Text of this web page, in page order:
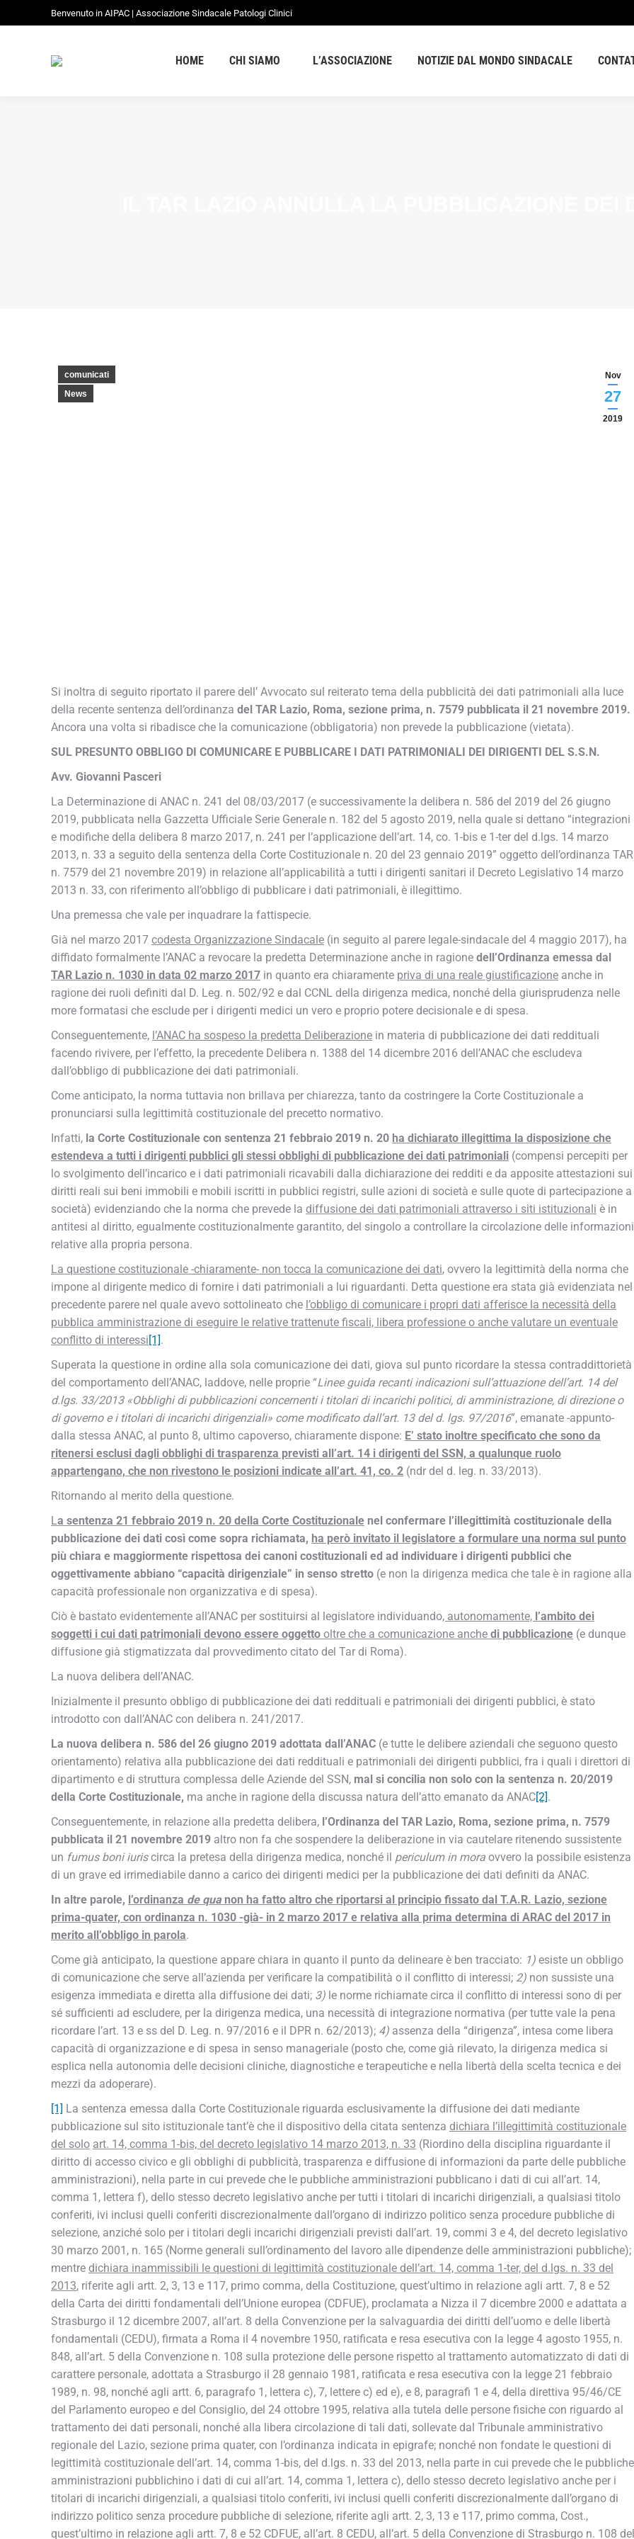
Benvenuto in AIPAC | Associazione Sindacale Patologi Clinici
HOME CHI SIAMO L’ASSOCIAZIONE NOTIZIE DAL MONDO SINDACALE
Nov
27
2019
comunicati
News
Si inoltra di seguito riportato il parere dell’ Avvocato sul reiterato tema della pubblicità dei dati patrimoniali alla luce
della recente sentenza dell’ordinanza del TAR Lazio, Roma, sezione prima, n. 7579 pubblicata il 21 novembre 2019.
Ancora una volta si ribadisce che la comunicazione (obbligatoria) non prevede la pubblicazione (vietata).
SUL PRESUNTO OBBLIGO DI COMUNICARE E PUBBLICARE I DATI PATRIMONIALI DEI DIRIGENTI DEL S.S.N.
Avv. Giovanni Pasceri
La Determinazione di ANAC n. 241 del 08/03/2017 (e successivamente la delibera n. 586 del 2019 del 26 giugno
2019, pubblicata nella Gazzetta Ufficiale Serie Generale n. 182 del 5 agosto 2019, nella quale si dettano “integrazioni
e modifiche della delibera 8 marzo 2017, n. 241 per l’applicazione dell’art. 14, co. 1-bis e 1-ter del d.lgs. 14 marzo
2013, n. 33 a seguito della sentenza della Corte Costituzionale n. 20 del 23 gennaio 2019” oggetto dell’ordinanza TAR
n. 7579 del 21 novembre 2019) in relazione all’applicabilità a tutti i dirigenti sanitari il Decreto Legislativo 14 marzo
2013 n. 33, con riferimento all’obbligo di pubblicare i dati patrimoniali, è illegittimo.
Una premessa che vale per inquadrare la fattispecie.
Già nel marzo 2017 codesta Organizzazione Sindacale (in seguito al parere legale-sindacale del 4 maggio 2017), ha
diffidato formalmente l’ANAC a revocare la predetta Determinazione anche in ragione dell’Ordinanza emessa dal
TAR Lazio n. 1030 in data 02 marzo 2017 in quanto era chiaramente priva di una reale giustificazione anche in
ragione dei ruoli definiti dal D. Leg. n. 502/92 e dal CCNL della dirigenza medica, nonché della giurisprudenza nelle
more formatasi che esclude per i dirigenti medici un vero e proprio potere decisionale e di spesa.
Conseguentemente, l’ANAC ha sospeso la predetta Deliberazione in materia di pubblicazione dei dati reddituali
facendo rivivere, per l’effetto, la precedente Delibera n. 1388 del 14 dicembre 2016 dell’ANAC che escludeva
dall’obbligo di pubblicazione dei dati patrimoniali.
Come anticipato, la norma tuttavia non brillava per chiarezza, tanto da costringere la Corte Costituzionale a
pronunciarsi sulla legittimità costituzionale del precetto normativo.
Infatti, la Corte Costituzionale con sentenza 21 febbraio 2019 n. 20 ha dichiarato illegittima la disposizione che
estendeva a tutti i dirigenti pubblici gli stessi obblighi di pubblicazione dei dati patrimoniali (compensi percepiti per
lo svolgimento dell’incarico e i dati patrimoniali ricavabili dalla dichiarazione dei redditi e da apposite attestazioni sui
diritti reali sui beni immobili e mobili iscritti in pubblici registri, sulle azioni di società e sulle quote di partecipazione a
società) evidenziando che la norma che prevede la diffusione dei dati patrimoniali attraverso i siti istituzionali è in
antitesi al diritto, egualmente costituzionalmente garantito, del singolo a controllare la circolazione delle informazioni
relative alla propria persona.
La questione costituzionale -chiaramente- non tocca la comunicazione dei dati, ovvero la legittimità della norma che
impone al dirigente medico di fornire i dati patrimoniali a lui riguardanti. Detta questione era stata già evidenziata nel
precedente parere nel quale avevo sottolineato che l’obbligo di comunicare i propri dati afferisce la necessità della
pubblica amministrazione di eseguire le relative trattenute fiscali, libera professione o anche valutare un eventuale
conflitto di interessi[1].
Superata la questione in ordine alla sola comunicazione dei dati, giova sul punto ricordare la stessa contraddittorietà
del comportamento dell’ANAC, laddove, nelle proprie “Linee guida recanti indicazioni sull’attuazione dell’art. 14 del
d.lgs. 33/2013 «Obblighi di pubblicazioni concernenti i titolari di incarichi politici, di amministrazione, di direzione o
di governo e i titolari di incarichi dirigenziali» come modificato dall’art. 13 del d. lgs. 97/2016”, emanate -appunto-
dalla stessa ANAC, al punto 8, ultimo capoverso, chiaramente dispone: E’ stato inoltre specificato che sono da
ritenersi esclusi dagli obblighi di trasparenza previsti all’art. 14 i dirigenti del SSN, a qualunque ruolo
appartengano, che non rivestono le posizioni indicate all’art. 41, co. 2 (ndr del d. leg. n. 33/2013).
Ritornando al merito della questione.
La sentenza 21 febbraio 2019 n. 20 della Corte Costituzionale nel confermare l’illegittimità costituzionale della
pubblicazione dei dati così come sopra richiamata, ha però invitato il legislatore a formulare una norma sul punto
più chiara e maggiormente rispettosa dei canoni costituzionali ed ad individuare i dirigenti pubblici che
oggettivamente abbiano “capacità dirigenziale” in senso stretto (e non la dirigenza medica che tale è in ragione alla
capacità professionale non organizzativa e di spesa).
Ciò è bastato evidentemente all’ANAC per sostituirsi al legislatore individuando, autonomamente, l’ambito dei
soggetti i cui dati patrimoniali devono essere oggetto oltre che a comunicazione anche di pubblicazione (e dunque
diffusione già stigmatizzata dal provvedimento citato del Tar di Roma).
La nuova delibera dell’ANAC.
Inizialmente il presunto obbligo di pubblicazione dei dati reddituali e patrimoniali dei dirigenti pubblici, è stato
introdotto con dall’ANAC con delibera n. 241/2017.
La nuova delibera n. 586 del 26 giugno 2019 adottata dall’ANAC (e tutte le delibere aziendali che seguono questo
orientamento) relativa alla pubblicazione dei dati reddituali e patrimoniali dei dirigenti pubblici, fra i quali i direttori di
dipartimento e di struttura complessa delle Aziende del SSN, mal si concilia non solo con la sentenza n. 20/2019
della Corte Costituzionale, ma anche in ragione della discussa natura dell’atto emanato da ANAC[2].
Conseguentemente, in relazione alla predetta delibera, l’Ordinanza del TAR Lazio, Roma, sezione prima, n. 7579
pubblicata il 21 novembre 2019 altro non fa che sospendere la deliberazione in via cautelare ritenendo sussistente
un fumus boni iuriscirca la pretesa della dirigenza medica, nonché il periculum in mora ovvero la possibile esistenza
di un grave ed irrimediabile danno a carico dei dirigenti medici per la pubblicazione dei dati definiti da ANAC.
In altre parole, l’ordinanza de qua non ha fatto altro che riportarsi al principio fissato dal T.A.R. Lazio, sezione
prima-quater, con ordinanza n. 1030 -già- in 2 marzo 2017 e relativa alla prima determina di ARAC del 2017 in
merito all’obbligo in parola.
Come già anticipato, la questione appare chiara in quanto il punto da delineare è ben tracciato: 1) esiste un obbligo
di comunicazione che serve all’azienda per verificare la compatibilità o il conflitto di interessi; 2) non sussiste una
esigenza immediata e diretta alla diffusione dei dati; 3) le norme richiamate circa il conflitto di interessi sono di per
sé sufficienti ad escludere, per la dirigenza medica, una necessità di integrazione normativa (per tutte vale la pena
ricordare l’art. 13 e ss del D. Leg. n. 97/2016 e il DPR n. 62/2013); 4) assenza della “dirigenza”, intesa come libera
capacità di organizzazione e di spesa in senso manageriale (posto che, come già rilevato, la dirigenza medica si
esplica nella autonomia delle decisioni cliniche, diagnostiche e terapeutiche e nella libertà della scelta tecnica e dei
mezzi da adoperare).
[1] La sentenza emessa dalla Corte Costituzionale riguarda esclusivamente la diffusione dei dati mediante
pubblicazione sul sito istituzionale tant’è che il dispositivo della citata sentenza dichiara l’illegittimità costituzionale
del solo art. 14, comma 1-bis, del decreto legislativo 14 marzo 2013, n. 33 (Riordino della disciplina riguardante il
diritto di accesso civico e gli obblighi di pubblicità, trasparenza e diffusione di informazioni da parte delle pubbliche
amministrazioni), nella parte in cui prevede che le pubbliche amministrazioni pubblicano i dati di cui all’art. 14,
comma 1, lettera f), dello stesso decreto legislativo anche per tutti i titolari di incarichi dirigenziali, a qualsiasi titolo
conferiti, ivi inclusi quelli conferiti discrezionalmente dall’organo di indirizzo politico senza procedure pubbliche di
selezione, anziché solo per i titolari degli incarichi dirigenziali previsti dall’art. 19, commi 3 e 4, del decreto legislativo
30 marzo 2001, n. 165 (Norme generali sull’ordinamento del lavoro alle dipendenze delle amministrazioni pubbliche);
mentre dichiara inammissibili le questioni di legittimità costituzionale dell’art. 14, comma 1-ter, del d.lgs. n. 33 del
2013, riferite agli artt. 2, 3, 13 e 117, primo comma, della Costituzione, quest’ultimo in relazione agli artt. 7, 8 e 52
della Carta dei diritti fondamentali dell’Unione europea (CDFUE), proclamata a Nizza il 7 dicembre 2000 e adattata a
Strasburgo il 12 dicembre 2007, all’art. 8 della Convenzione per la salvaguardia dei diritti dell’uomo e delle libertà
fondamentali (CEDU), firmata a Roma il 4 novembre 1950, ratificata e resa esecutiva con la legge 4 agosto 1955, n.
848, all’art. 5 della Convenzione n. 108 sulla protezione delle persone rispetto al trattamento automatizzato di dati di
carattere personale, adottata a Strasburgo il 28 gennaio 1981, ratificata e resa esecutiva con la legge 21 febbraio
1989, n. 98, nonché agli artt. 6, paragrafo 1, lettera c), 7, lettere c) ed e), e 8, paragrafi 1 e 4, della direttiva 95/46/CE
del Parlamento europeo e del Consiglio, del 24 ottobre 1995, relativa alla tutela delle persone fisiche con riguardo al
trattamento dei dati personali, nonché alla libera circolazione di tali dati, sollevate dal Tribunale amministrativo
regionale del Lazio, sezione prima quater, con l’ordinanza indicata in epigrafe; nonché non fondate le questioni di
legittimità costituzionale dell’art. 14, comma 1-bis, del d.lgs. n. 33 del 2013, nella parte in cui prevede che le pubbliche
amministrazioni pubblichino i dati di cui all’art. 14, comma 1, lettera c), dello stesso decreto legislativo anche per i
titolari di incarichi dirigenziali, a qualsiasi titolo conferiti, ivi inclusi quelli conferiti discrezionalmente dall’organo di
indirizzo politico senza procedure pubbliche di selezione, riferite agli artt. 2, 3, 13 e 117, primo comma, Cost.,
quest’ultimo in relazione agli artt. 7, 8 e 52 CDFUE, all’art. 8 CEDU, all’art. 5 della Convenzione di Strasburgo n. 108 del